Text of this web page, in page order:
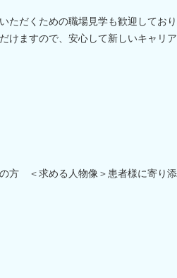
ただくための職場見学も歓迎しており
けますので、安心して新しいキャリア
方 ＜求める人物像＞患者様に寄り添